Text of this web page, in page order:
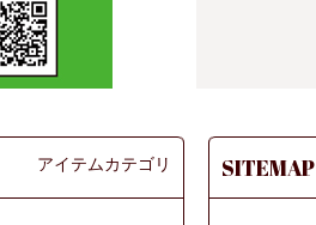
アイテムカテゴリ SITEMAP